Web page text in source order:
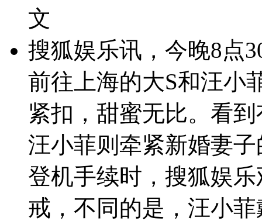
文
搜狐娱乐讯，今晚8点
前往上海的大S和汪小
紧扣，甜蜜无比。看
汪小菲则牵紧新婚妻
登机手续时，搜狐娱
戒，不同的是，汪小